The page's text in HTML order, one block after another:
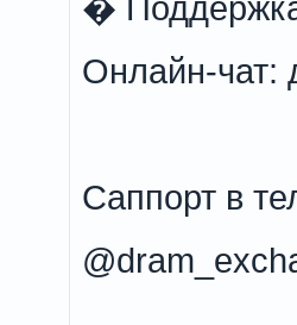
Онлайн-чат:
Саппорт в